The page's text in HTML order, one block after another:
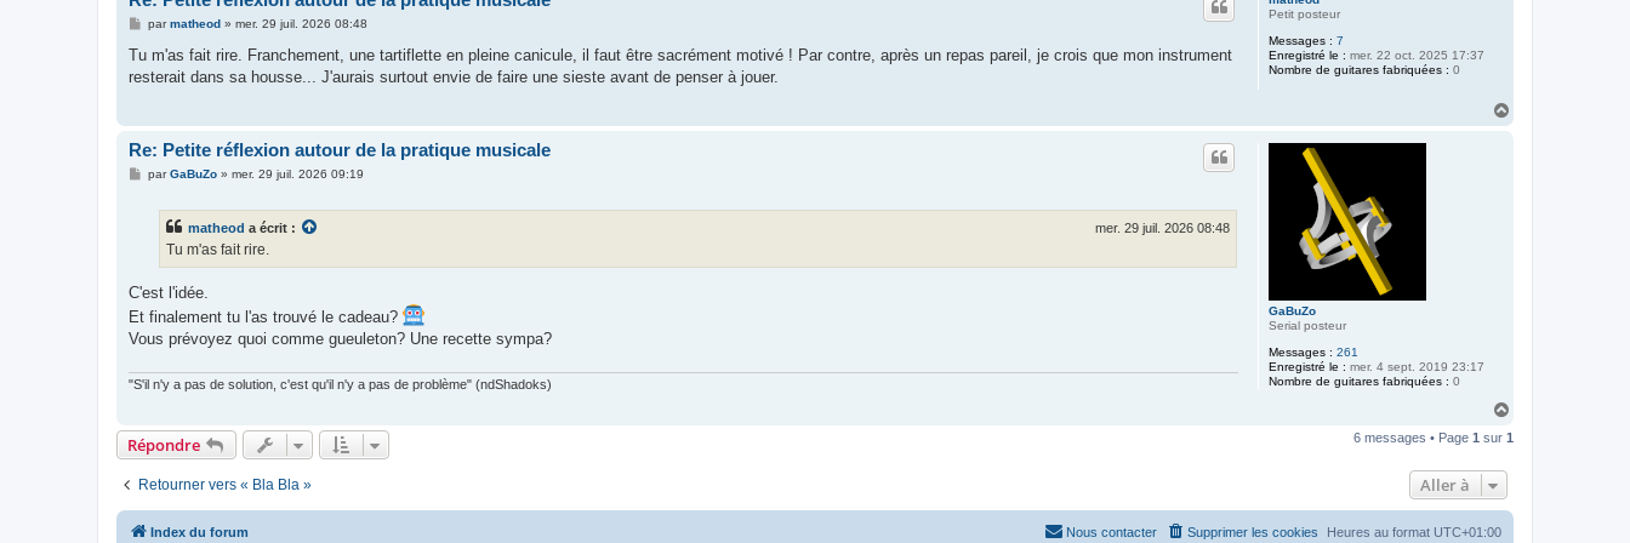
l
Petit posteur
Messages : 7
Enregistré le : mer. 22 oct. 2025 17:37
Nombre de guitares fabriquées : 0
M
s
a
parmatheod» mer. 29 juil. 2026 08:48
Tu m'as fait rire. Franchement, une tartiflette en pleine canicule, il faut être sacrément motivé ! Par contre, après un repas pareil, je crois que mon instrument
resterait dans sa housse... J'aurais surtout envie de faire une sieste avant de penser à jouer.
GaBuZo
Serial posteur
Messages : 261
Enregistré le : mer. 4 sept. 2019 23:17
Nombre de guitares fabriquées : 0
Re: Petite réflexion autour de la pratique musicale
MparGaBuZo» mer. 29 juil. 2026 09:19
matheod a écrit : mer. 29 juil. 2026 08:48
Tu m'as fait rire.
C'est l'idée.
Et finalement tu l'as trouvé le cadeau?
Vous prévoyez quoi comme gueuleton? Une recette sympa?
"S'il n'y a pas de solution, c'est qu'il n'y a pas de problème" (ndShadoks)
u
Répondre 6 messages • Page 1 sur 1
Retourner vers « Bla Bla » Aller à
Index du forum Heures au format UTC+01:00
Supprimer les cookies
Nous contacter